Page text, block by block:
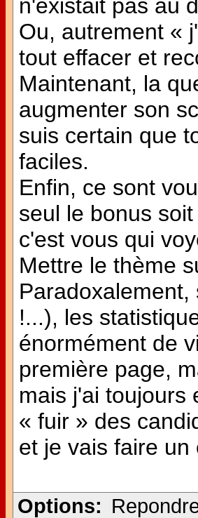
n'existait pas au
Ou, autrement «
tout effacer et
Maintenant, la
augmenter son
suis certain que
faciles.
Enfin, ce sont
seul le bonus
c'est vous qui
Mettre le thème
!...), les
énormément de
première page,
mais j'ai toujours
« fuir » des
et je vais faire un
Options: